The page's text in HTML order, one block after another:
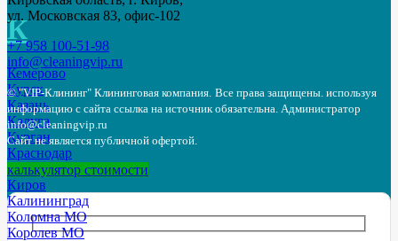
К
Кемерово
Курск
Казань
Калуга
Курган
Краснодар
Красногорск
Киров
Калининград
Коломна МО
Королев МО
ул. Московская 83, офис-102
+7 958 100-51-98
info@cleaningvip.ru
© "VIP-Клининг" Клининговая компания. Все права защищены. используя
информацию с сайта ссылка на источник обязательна. Администратор
info@cleaningvip.ru
Сайт не является публичной офертой.
калькулятор стоимости